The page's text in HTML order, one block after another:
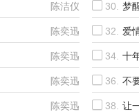
陈洁仪 30. 梦
陈奕迅 32. 爱
陈奕迅 34. 十
陈奕迅 36. 不
陈奕迅 38. 让